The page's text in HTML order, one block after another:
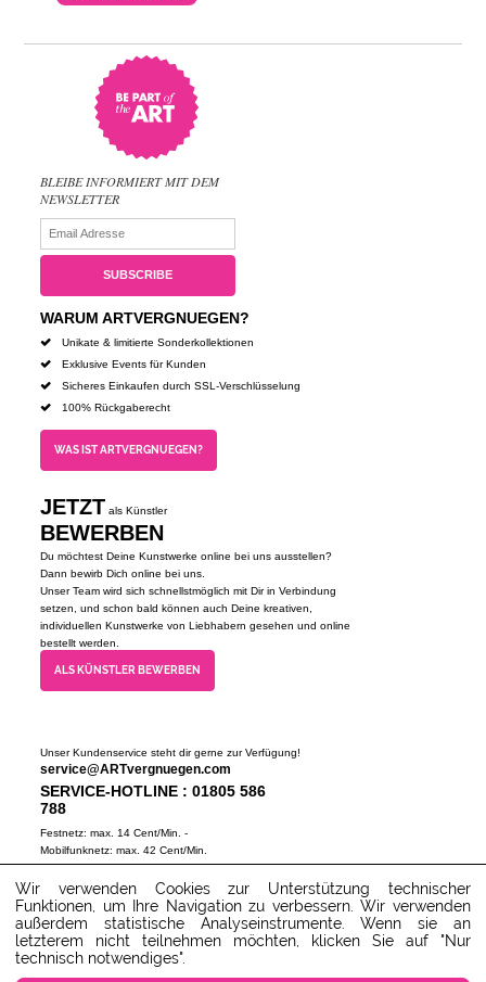
BLEIBE INFORMIERT MIT DEM
NEWSLETTER
WARUM ARTVERGNUEGEN?
Unikate & limitierte Sonderkollektionen
Exklusive Events für Kunden
Sicheres Einkaufen durch SSL-Verschlüsselung
100% Rückgaberecht
WAS IST ARTVERGNUEGEN?
JETZT als Künstler
BEWERBEN
Du möchtest Deine Kunstwerke online bei uns ausstellen?
Dann bewirb Dich online bei uns.
Unser Team wird sich schnellstmöglich mit Dir in Verbindung
setzen, und schon bald können auch Deine kreativen,
individuellen Kunstwerke von Liebhabern gesehen und online
bestellt werden.
ALS KÜNSTLER BEWERBEN
Unser Kundenservice steht dir gerne zur Verfügung!
service@ARTvergnuegen.com
SERVICE-HOTLINE : 01805 586
788
Festnetz: max. 14 Cent/Min. -
Mobilfunknetz: max. 42 Cent/Min.
(Mo-Do 9-18 Uhr, Fr 9-16 Uhr)
ZUM SERVICECENTER
Wir verwenden Cookies zur Unterstützung technischer
Funktionen, um Ihre Navigation zu verbessern. Wir verwenden
außerdem statistische Analyseinstrumente. Wenn sie an
letzterem nicht teilnehmen möchten, klicken Sie auf "Nur
technisch notwendiges".